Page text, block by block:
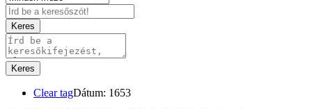
Keres
Keres
Clear tagDátum: 1653